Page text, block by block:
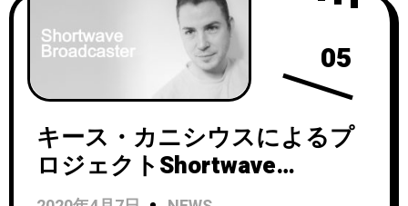
05
キース・カニシウスによるプ
ロジェクトShortwave
Broadcasterがニューシングル